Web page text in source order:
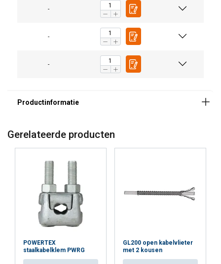
-
-
-
Temperatuursbereik:
Afwerking:
Opmerking:
Gerelateerde producten
POWERTEX
staalkabelklem PWRG
GL200 open kabelvlieter
met 2 kousen